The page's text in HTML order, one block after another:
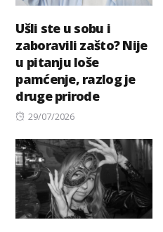
Ušli ste u sobu i
zaboravili zašto? Nije
u pitanju loše
pamćenje, razlog je
druge prirode
Posted
29/07/2026